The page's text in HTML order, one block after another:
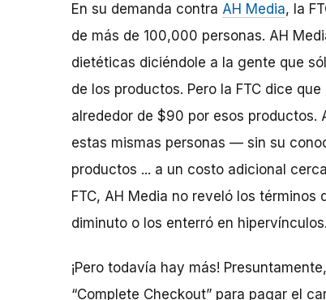
En su demanda contra AH Media, la
de más de 100,000 personas. AH
dietéticas diciéndole a la gente que
de los productos. Pero la FTC dice
alrededor de $90 por esos productos.
estas mismas personas — sin su
productos ... a un costo adicional
FTC, AH Media no reveló los
diminuto o los enterró en hipervínculos.
¡Pero todavía hay más!
“Complete Checkout” para pagar el